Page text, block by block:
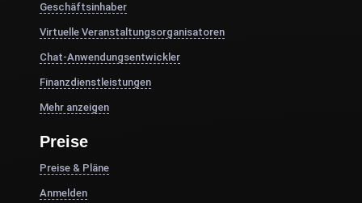
Geschäftsinhaber
Virtuelle Veranstaltungsorganisatoren
Chat-Anwendungsentwickler
Finanzdienstleistungen
Mehr anzeigen
Preise
Preise & Pläne
Anmelden